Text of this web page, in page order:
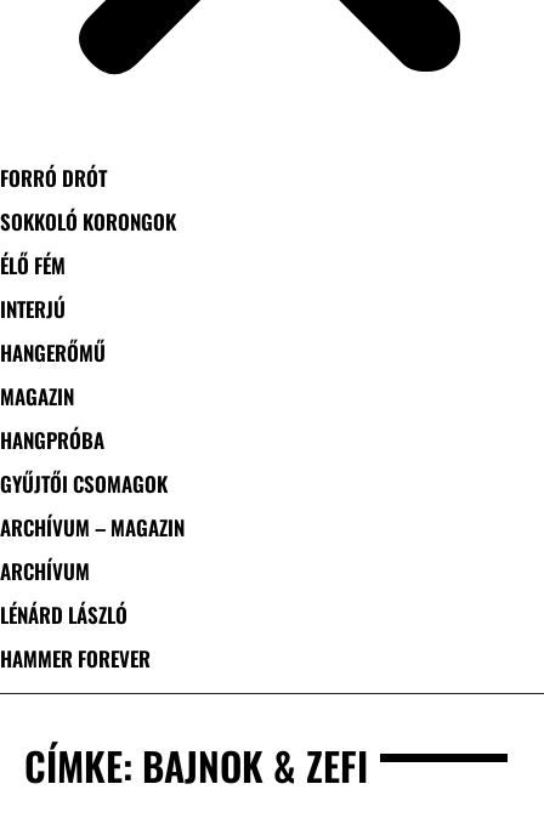
FORRÓ DRÓT
SOKKOLÓ KORONGOK
ÉLŐ FÉM
INTERJÚ
HANGERŐMŰ
MAGAZIN
HANGPRÓBA
GYŰJTŐI CSOMAGOK
ARCHÍVUM – MAGAZIN
ARCHÍVUM
LÉNÁRD LÁSZLÓ
HAMMER FOREVER
CÍMKE: BAJNOK & ZEFI